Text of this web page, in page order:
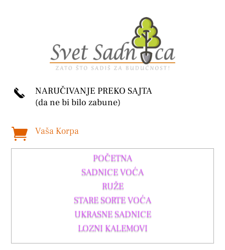
NARUČIVANJE PREKO SAJTA
(da ne bi bilo zabune)
 Vaša Korpa
POČETNA
SADNICE VOĆA
RUŽE
STARE SORTE VOĆA
UKRASNE SADNICE
LOZNI KALEMOVI